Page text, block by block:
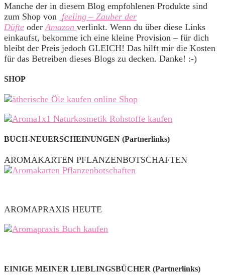
Manche der in diesem Blog empfohlenen Produkte sind
zum Shop von feeling – Zauber der
Düfte oder Amazon verlinkt. Wenn du über diese Links
einkaufst, bekomme ich eine kleine Provision – für dich
bleibt der Preis jedoch GLEICH! Das hilft mir die Kosten
für das Betreiben dieses Blogs zu decken. Danke! :-)
SHOP
BUCH-NEUERSCHEINUNGEN (Partnerlinks)
AROMAKARTEN PFLANZENBOTSCHAFTEN
AROMAPRAXIS HEUTE
EINIGE MEINER LIEBLINGSBÜCHER (Partnerlinks)